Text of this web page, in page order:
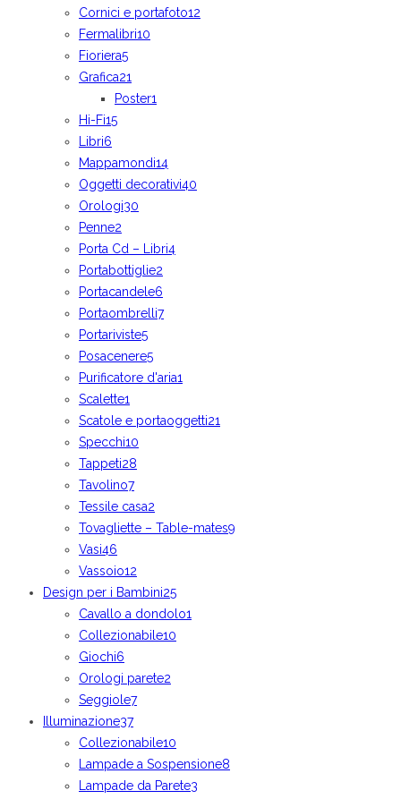
Cornici e portafoto12
Fermalibri10
Fioriera5
Grafica21
Poster1
Hi-Fi15
Libri6
Mappamondi14
Oggetti decorativi40
Orologi30
Penne2
Porta Cd – Libri4
Portabottiglie2
Portacandele6
Portaombrelli7
Portariviste5
Posacenere5
Purificatore d'aria1
Scalette1
Scatole e portaoggetti21
Specchi10
Tappeti28
Tavolino7
Tessile casa2
Tovagliette – Table-mates9
Vasi46
Vassoio12
Design per i Bambini25
Cavallo a dondolo1
Collezionabile10
Giochi6
Orologi parete2
Seggiole7
Illuminazione37
Collezionabile10
Lampade a Sospensione8
Lampade da Parete3